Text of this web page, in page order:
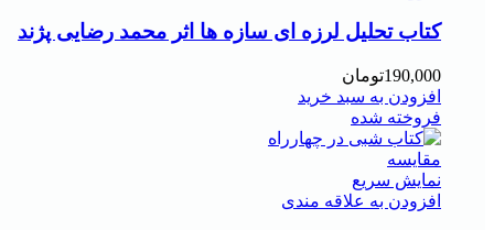
کتاب تحلیل لرزه ای سازه ها اثر محمد رضایی پژند
190,000تومان
افزودن به سبد خرید
فروخته شده
مقايسه
نمایش سریع
افزودن به علاقه مندی